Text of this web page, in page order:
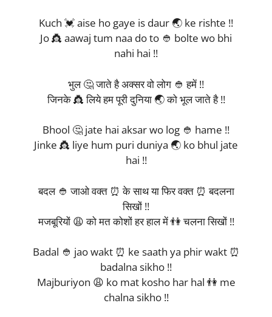
Kuch 💓 aise ho gaye is daur 🌏 ke rishte !!
Jo 👸 aawaj tum naa do to 👲 bolte wo bhi
nahi hai !!
भुल 🤔 जाते है अक्सर वो लोग 👲 हमें !!
जिनके 👸 लिये हम पूरी दुनिया 🌏 को भूल जाते है !!
Bhool 🤔 jate hai aksar wo log 👲 hame !!
Jinke 👸 liye hum puri duniya 🌏 ko bhul jate
hai !!
बदल 👲 जाओ वक्त ⏰ के साथ या फिर वक्त ⏰ बदलना
सिखों !!
मजबूरियों 😩 को मत कोशों हर हाल में 👫 चलना सिखों !!
Badal 👲 jao wakt ⏰ ke saath ya phir wakt ⏰
badalna sikho !!
Majburiyon 😩 ko mat kosho har hal 👫 me
chalna sikho !!